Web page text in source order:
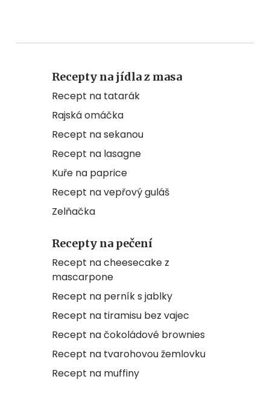
Recepty na jídla z masa
Recept na tatarák
Rajská omáčka
Recept na sekanou
Recept na lasagne
Kuře na paprice
Recept na vepřový guláš
Zelňačka
Recepty na pečení
Recept na cheesecake z
mascarpone
Recept na perník s jablky
Recept na tiramisu bez vajec
Recept na čokoládové brownies
Recept na tvarohovou žemlovku
Recept na muffiny